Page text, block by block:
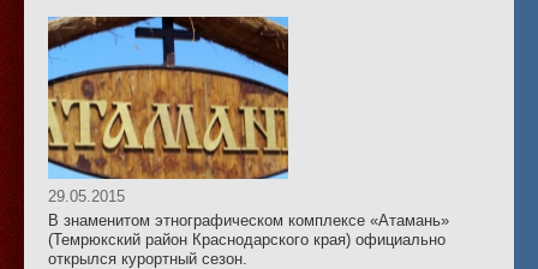
29.05.2015
В знаменитом этнографическом комплексе «Атамань»
(Темрюкский район Краснодарского края) официально
открылся курортный сезон.